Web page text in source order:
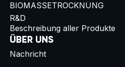
BIOMASSETROCKNUNG
R&D
Beschreibung aller Produkte
ÜBER UNS
Nachricht